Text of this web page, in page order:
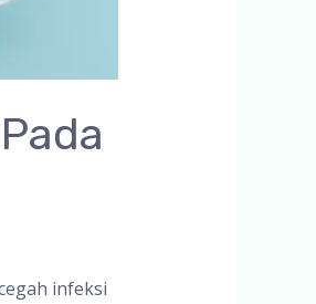
infeksi